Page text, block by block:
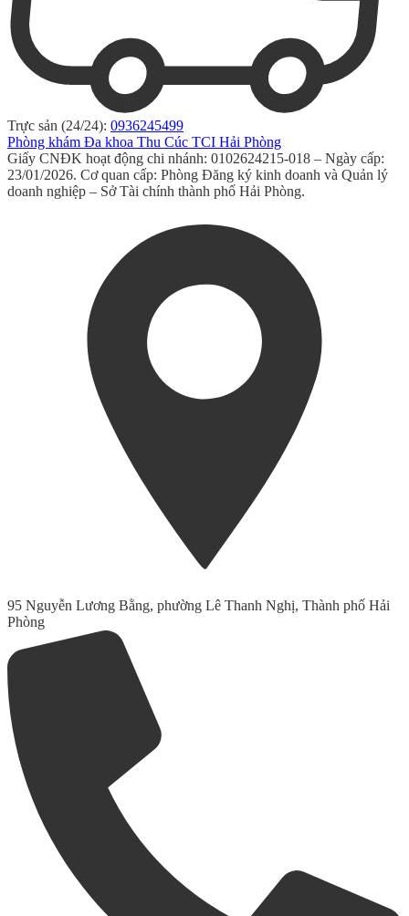
Trực sản (24/24): 0936245499
Phòng khám Đa khoa Thu Cúc TCI Hải Phòng
Giấy CNĐK hoạt động chi nhánh: 0102624215-018 – Ngày cấp:
23/01/2026. Cơ quan cấp: Phòng Đăng ký kinh doanh và Quản lý
doanh nghiệp – Sở Tài chính thành phố Hải Phòng.
95 Nguyễn Lương Bằng, phường Lê Thanh Nghị, Thành phố Hải
Phòng